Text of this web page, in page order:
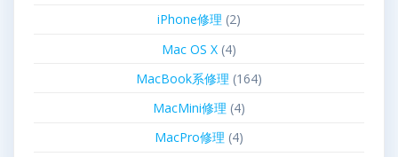
iPhone修理 (2)
Mac OS X (4)
MacBook系修理 (164)
MacMini修理 (4)
MacPro修理 (4)